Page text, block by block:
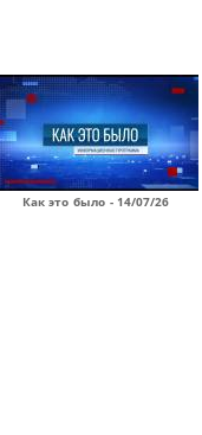
Как это было - 14/07/26